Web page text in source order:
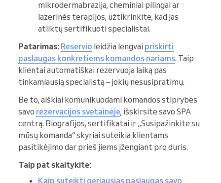
mikrodermabrazija, cheminiai pilingai ar
lazerinės terapijos, užtikrinkite, kad jas
atliktų sertifikuoti specialistai.
Patarimas: Reservio leidžia lengvai priskirti
paslaugas konkretiems komandos nariams. Taip
klientai automatiškai rezervuoja laiką pas
tinkamiausią specialistą – jokių nesusipratimų.
Be to, aiškiai komunikuodami komandos stiprybes
savo rezervacijos svetainėje, išskirsite savo SPA
centrą. Biografijos, sertifikatai ir „Susipažinkite su
mūsų komanda“ skyriai suteikia klientams
pasitikėjimo dar prieš jiems įžengiant pro duris.
Taip pat skaitykite:
Kaip suteikti geriausias paslaugas savo